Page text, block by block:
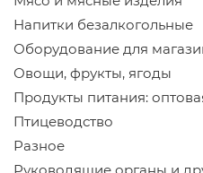
Напитки безалкогольные
Оборудование для
Овощи, фрукты, ягоды
Продукты питания:
Птицеводство
Разное